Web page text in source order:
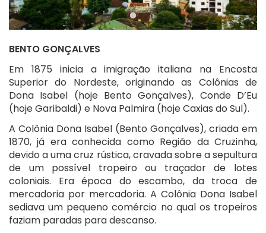
BENTO GONÇALVES
Em 1875 inicia a imigração italiana na Encosta
Superior do Nordeste, originando as Colônias de
Dona Isabel (hoje Bento Gonçalves), Conde D’Eu
(hoje Garibaldi) e Nova Palmira (hoje Caxias do Sul).
A Colônia Dona Isabel (Bento Gonçalves), criada em
1870, já era conhecida como Região da Cruzinha,
devido a uma cruz rústica, cravada sobre a sepultura
de um possível tropeiro ou traçador de lotes
coloniais. Era época do escambo, da troca de
mercadoria por mercadoria. A Colônia Dona Isabel
sediava um pequeno comércio no qual os tropeiros
faziam paradas para descanso.